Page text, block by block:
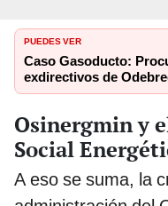
PUEDES VER
Caso Gasoducto:
exdirectivos de
Osinergmin y
Social
A eso se suma, la